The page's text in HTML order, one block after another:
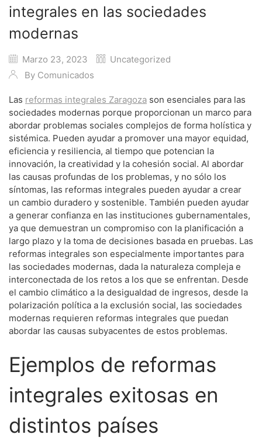
integrales en las sociedades
modernas
Marzo 23, 2023
Uncategorized
By Comunicados
Las reformas integrales Zaragoza son esenciales para las
sociedades modernas porque proporcionan un marco para
abordar problemas sociales complejos de forma holística y
sistémica. Pueden ayudar a promover una mayor equidad,
eficiencia y resiliencia, al tiempo que potencian la
innovación, la creatividad y la cohesión social. Al abordar
las causas profundas de los problemas, y no sólo los
síntomas, las reformas integrales pueden ayudar a crear
un cambio duradero y sostenible. También pueden ayudar
a generar confianza en las instituciones gubernamentales,
ya que demuestran un compromiso con la planificación a
largo plazo y la toma de decisiones basada en pruebas. Las
reformas integrales son especialmente importantes para
las sociedades modernas, dada la naturaleza compleja e
interconectada de los retos a los que se enfrentan. Desde
el cambio climático a la desigualdad de ingresos, desde la
polarización política a la exclusión social, las sociedades
modernas requieren reformas integrales que puedan
abordar las causas subyacentes de estos problemas.
Ejemplos de reformas
integrales exitosas en
distintos países